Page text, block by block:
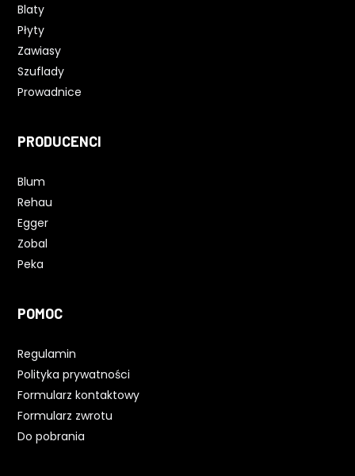
Blaty
Płyty
Zawiasy
Szuflady
Prowadnice
PRODUCENCI
Blum
Rehau
Egger
Zobal
Peka
POMOC
Regulamin
Polityka prywatności
Formularz kontaktowy
Formularz zwrotu
Do pobrania